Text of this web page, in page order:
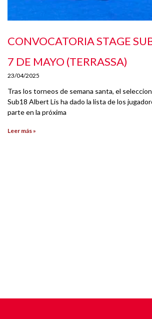
CONVOCATORIA STAGE
7 DE MAYO (TERRASSA)
23/04/2025
Tras los torneos de semana santa, el
Sub18 Albert Lis ha dado la lista de los
parte en la próxima
Leer más »